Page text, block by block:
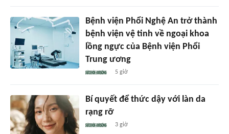
Bệnh viện Phổi Nghệ An trở thành
bệnh viện vệ tinh về ngoại khoa
lồng ngực của Bệnh viện Phổi
Trung ương
5 giờ
Bí quyết để thức dậy với làn da
rạng rỡ
3 giờ